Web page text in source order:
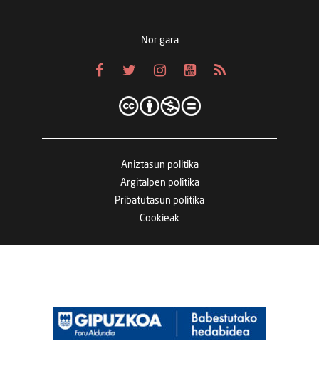
Nor gara
Aniztasun politika
Argitalpen politika
Pribatutasun politika
Cookieak